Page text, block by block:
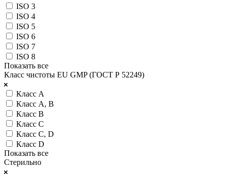
ISO 3
ISO 4
ISO 5
ISO 6
ISO 7
ISO 8
Показать все
Класс чистоты EU GMP (ГОСТ Р 52249)
Класс A
Класс A, B
Класс B
Класс C
Класс C, D
Класс D
Показать все
Стерильно